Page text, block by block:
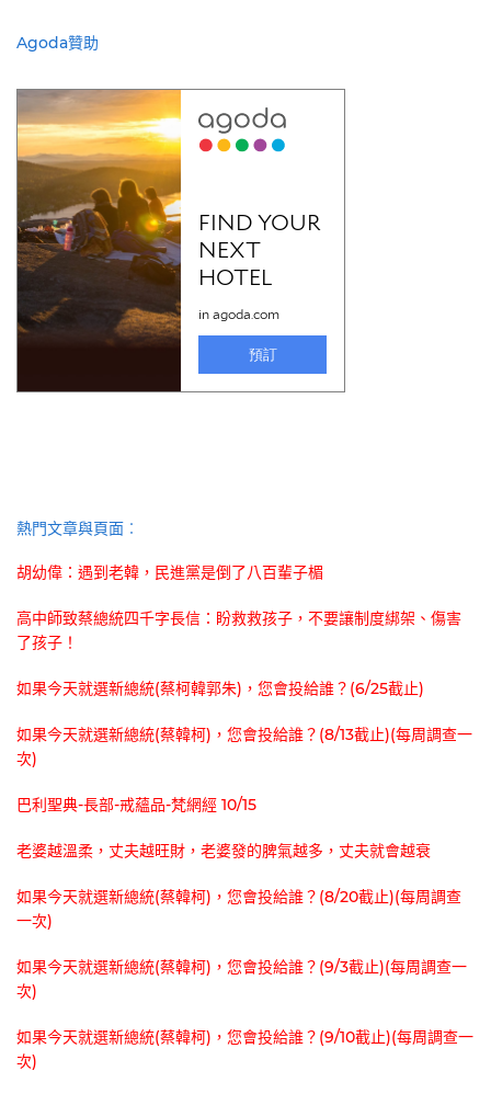
Agoda贊助
熱門文章與頁面︰
胡幼偉：遇到老韓，民進黨是倒了八百輩子楣
高中師致蔡總統四千字長信：盼救救孩子，不要讓制度綁架、傷害
了孩子！
如果今天就選新總統(蔡柯韓郭朱)，您會投給誰？(6/25截止)
如果今天就選新總統(蔡韓柯)，您會投給誰？(8/13截止)(每周調查一
次)
巴利聖典-長部-戒蘊品-梵網經 10/15
老婆越溫柔，丈夫越旺財，老婆發的脾氣越多，丈夫就會越衰
如果今天就選新總統(蔡韓柯)，您會投給誰？(8/20截止)(每周調查
一次)
如果今天就選新總統(蔡韓柯)，您會投給誰？(9/3截止)(每周調查一
次)
如果今天就選新總統(蔡韓柯)，您會投給誰？(9/10截止)(每周調查一
次)